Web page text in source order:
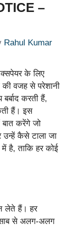
–
Rahul Kumar
के लिए
की वजह से परेशानी
करती हैं,
हैं। इस
करेंगे जो
कैसे टाला जा
है, ताकि हर कोई
लेते हैं। हर
से अलग-अलग